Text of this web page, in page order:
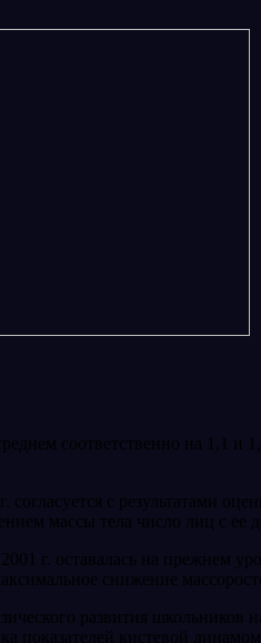
соответственно на 1,1
с результа­тами
массы тела число лиц с
г. оставалась на преж­нем
снижение
развития
показателей кистевой